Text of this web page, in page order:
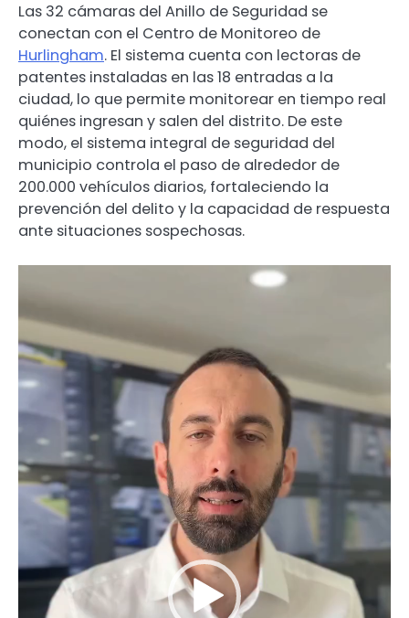
Las 32 cámaras del Anillo de Seguridad se
conectan con el Centro de Monitoreo de
Hurlingham. El sistema cuenta con lectoras de
patentes instaladas en las 18 entradas a la
ciudad, lo que permite monitorear en tiempo real
quiénes ingresan y salen del distrito. De este
modo, el sistema integral de seguridad del
municipio controla el paso de alrededor de
200.000 vehículos diarios, fortaleciendo la
prevención del delito y la capacidad de respuesta
ante situaciones sospechosas.
Reproductor